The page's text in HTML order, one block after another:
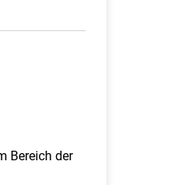
Bereich der